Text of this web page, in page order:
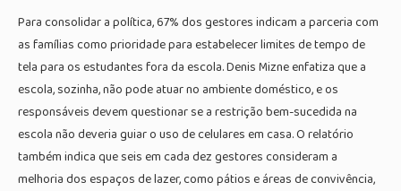
Para consolidar a política, 67% dos gestores indicam a parceria com
as famílias como prioridade para estabelecer limites de tempo de
tela para os estudantes fora da escola. Denis Mizne enfatiza que a
escola, sozinha, não pode atuar no ambiente doméstico, e os
responsáveis devem questionar se a restrição bem-sucedida na
escola não deveria guiar o uso de celulares em casa. O relatório
também indica que seis em cada dez gestores consideram a
melhoria dos espaços de lazer, como pátios e áreas de convivência,